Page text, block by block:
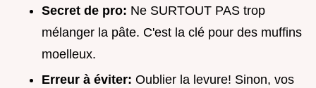
Secret de pro: Ne SURTOUT PAS trop
mélanger la pâte. C'est la clé pour des muffins
moelleux.
Erreur à éviter: Oublier la levure! Sinon, vos